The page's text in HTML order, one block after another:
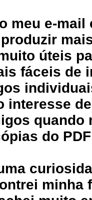
meu e-mail
úteis
fáceis de
interesse
quando
do
minha